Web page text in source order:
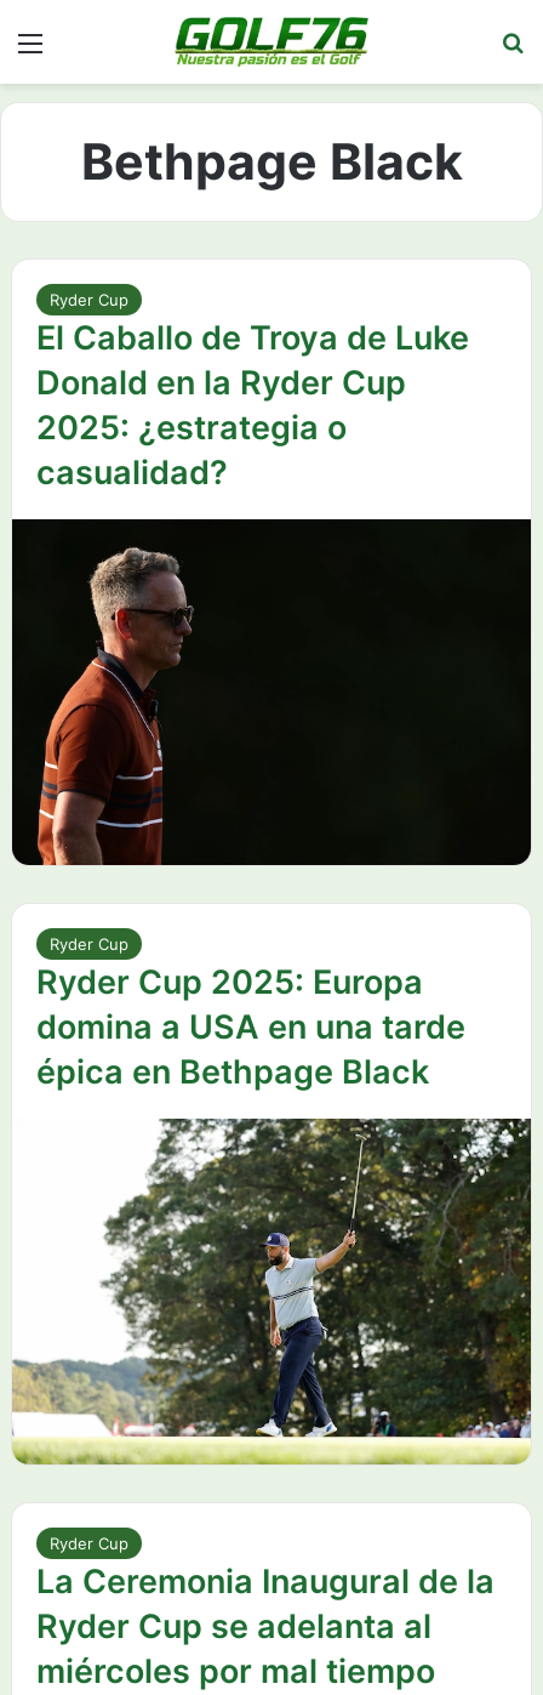
Bethpage Black
Ryder Cup
El Caballo de Troya de Luke
Donald en la Ryder Cup
2025: ¿estrategia o
casualidad?
Ryder Cup
Ryder Cup 2025: Europa
domina a USA en una tarde
épica en Bethpage Black
Ryder Cup
La Ceremonia Inaugural de la
Ryder Cup se adelanta al
miércoles por mal tiempo